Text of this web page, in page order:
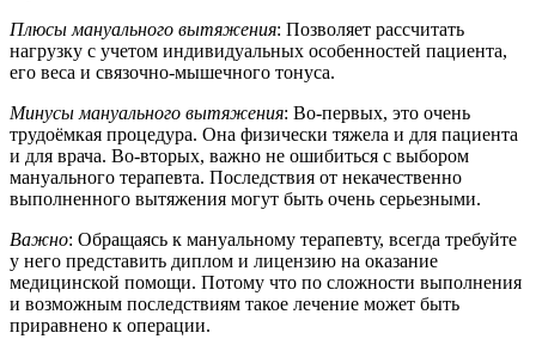
Плюсы мануального вытяжения: Позволяет рассчитать
нагрузку с учетом индивидуальных особенностей пациента,
его веса и связочно-мышечного тонуса.
Минусы мануального вытяжения: Во-первых, это очень
трудоёмкая процедура. Она физически тяжела и для пациента
и для врача. Во-вторых, важно не ошибиться с выбором
мануального терапевта. Последствия от некачественно
выполненного вытяжения могут быть очень серьезными.
Важно: Обращаясь к мануальному терапевту, всегда требуйте
у него представить диплом и лицензию на оказание
медицинской помощи. Потому что по сложности выполнения
и возможным последствиям такое лечение может быть
приравнено к операции.